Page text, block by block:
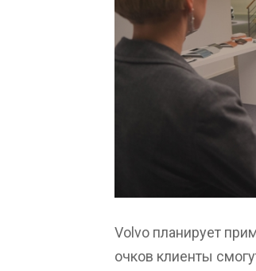
Volvo планирует
очков клиенты